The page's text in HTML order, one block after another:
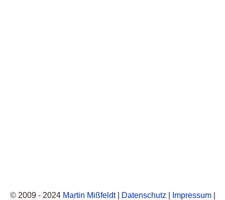
© 2009 - 2024 Martin Mißfeldt| Datenschutz Impressum